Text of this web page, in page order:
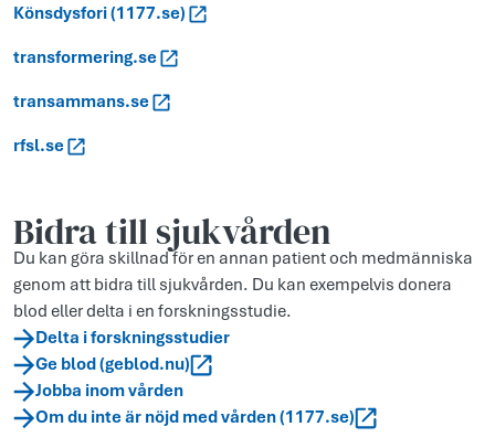
Könsdysfori (1177.se)
transformering.se
transammans.se
rfsl.se
Bidra till sjukvården
Du kan göra skillnad för en annan patient och medmänniska
genom att bidra till sjukvården. Du kan exempelvis donera
blod eller delta i en forskningsstudie.
Delta i forskningsstudier
Ge blod (geblod.nu)
Jobba inom vården
Om du inte är nöjd med vården (1177.se)